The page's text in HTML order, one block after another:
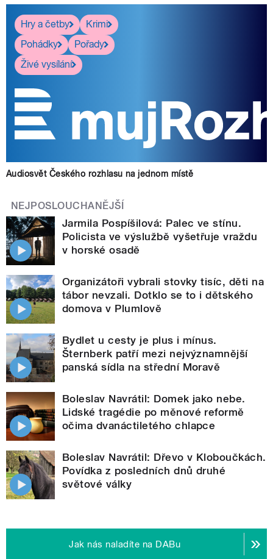
Hry a četby
Krimi
Pohádky
Pořady
Živé vysílání
Audiosvět Českého rozhlasu na jednom místě
NEJPOSLOUCHANĚJŠÍ
Jarmila Pospíšilová: Palec ve stínu.
Policista ve výslužbě vyšetřuje vraždu
v horské osadě
Organizátoři vybrali stovky tisíc, děti na
tábor nevzali. Dotklo se to i dětského
domova v Plumlově
Bydlet u cesty je plus i mínus.
Šternberk patří mezi nejvýznamnější
panská sídla na střední Moravě
Boleslav Navrátil: Domek jako nebe.
Lidské tragédie po měnové reformě
očima dvanáctiletého chlapce
Boleslav Navrátil: Dřevo v Kloboučkách.
Povídka z posledních dnů druhé
světové války
Jak nás naladíte na DABu